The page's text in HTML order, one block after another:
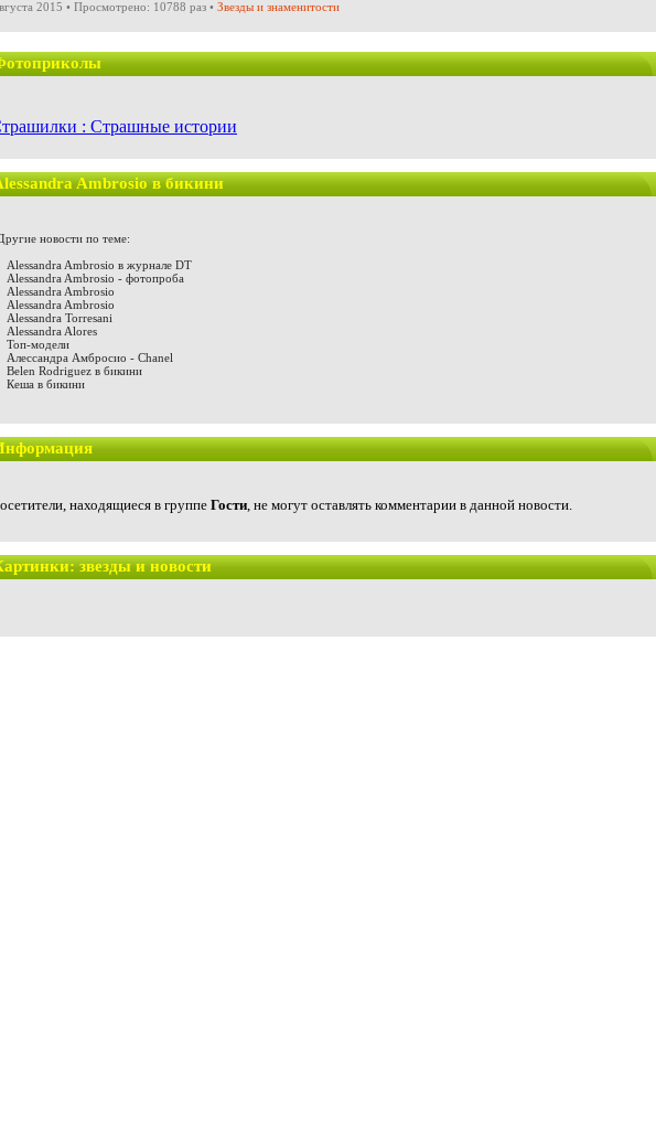
2015 • Просмотрено: 10788 раз • Звезды и знаменитости
: Страшные истории
Ambrosio в бикини
новости по теме:
Alessandra Ambrosio в журнале DT
Alessandra Ambrosio - фотопроба
Alessandra Ambrosio
Alessandra Ambrosio
Alessandra Torresani
Alessandra Alores
Топ-модели
Алессандра Амбросио - Chanel
Belen Rodriguez в бикини
Кеша в бикини
находящиеся в группеГости, не могут оставлять комментарии в данной новости.
звезды и новости